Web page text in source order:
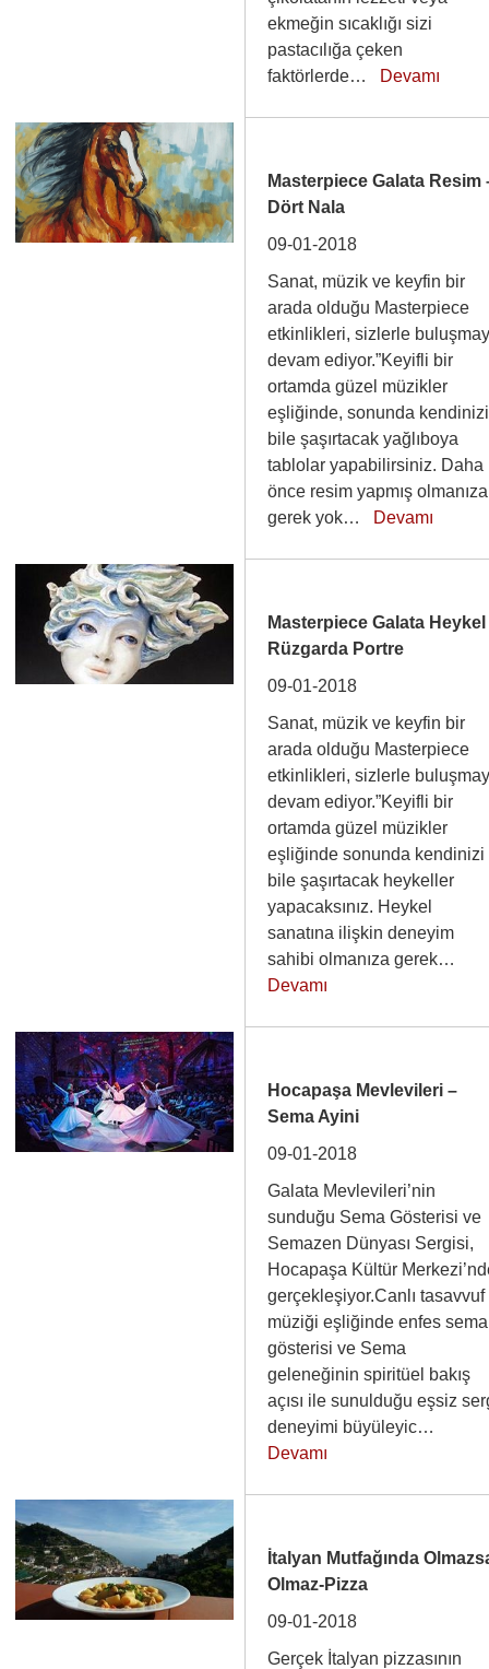
ekmeğin sıcaklığı sizi
pastacılığa çeken
faktörlerde… Devamı
Masterpiece Galata Resim
Dört Nala
09-01-2018
Sanat, müzik ve keyfin bir
arada olduğu Masterpiece
etkinlikleri, sizlerle
devam ediyor.”Keyifli bir
ortamda güzel müzikler
eşliğinde, sonunda kendinizi
bile şaşırtacak yağlıboya
tablolar yapabilirsiniz. Daha
önce resim yapmış olmanıza
gerek yok… Devamı
Masterpiece Galata Heykel
Rüzgarda Portre
09-01-2018
Sanat, müzik ve keyfin bir
arada olduğu Masterpiece
etkinlikleri, sizlerle
devam ediyor.”Keyifli bir
ortamda güzel müzikler
eşliğinde sonunda kendinizi
bile şaşırtacak heykeller
yapacaksınız. Heykel
sanatına ilişkin deneyim
sahibi olmanıza gerek…
Devamı
Hocapaşa Mevlevileri –
Sema Ayini
09-01-2018
Galata Mevlevileri’nin
sunduğu Sema Gösterisi ve
Semazen Dünyası Sergisi,
Hocapaşa Kültür
gerçekleşiyor.Canlı tasavvuf
müziği eşliğinde enfes sema
gösterisi ve Sema
geleneğinin spiritüel bakış
açısı ile sunulduğu eşsiz
deneyimi büyüleyic…
Devamı
İtalyan Mutfağında
Olmaz-Pizza
09-01-2018
Gerçek İtalyan pizzasının